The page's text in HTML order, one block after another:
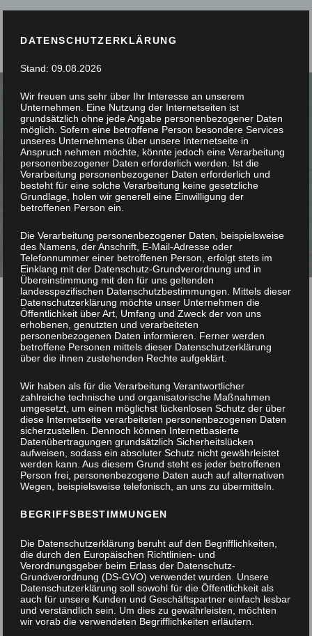
PASSGENAU G
ESCHREINERT
DATENSCHUTZERKLÄRUNG
Stand: 09.08.2026
Wir freuen uns sehr über Ihr Interesse an unserem
Unternehmen. Eine Nutzung der Internetseiten ist
grundsätzlich ohne jede Angabe personenbezogener Daten
möglich. Sofern eine betroffene Person besondere Services
unseres Unternehmens über unsere Internetseite in
Anspruch nehmen möchte, könnte jedoch eine Verarbeitung
personenbezogener Daten erforderlich werden. Ist die
Verarbeitung personenbezogener Daten erforderlich und
besteht für eine solche Verarbeitung keine gesetzliche
Grundlage, holen wir generell eine Einwilligung der
betroffenen Person ein.
Die Verarbeitung personenbezogener Daten, beispielsweise
des Namens, der Anschrift, E-Mail-Adresse oder
Telefonnummer einer betroffenen Person, erfolgt stets im
Einklang mit der Datenschutz-Grundverordnung und in
Übereinstimmung mit den für uns geltenden
landesspezifischen Datenschutzbestimmungen. Mittels dieser
Datenschutzerklärung möchte unser Unternehmen die
Öffentlichkeit über Art, Umfang und Zweck der von uns
erhobenen, genutzten und verarbeiteten
personenbezogenen Daten informieren. Ferner werden
betroffene Personen mittels dieser Datenschutzerklärung
über die ihnen zustehenden Rechte aufgeklärt.
Wir haben als für die Verarbeitung Verantwortlicher
zahlreiche technische und organisatorische Maßnahmen
umgesetzt, um einen möglichst lückenlosen Schutz der über
diese Internetseite verarbeiteten personenbezogenen Daten
sicherzustellen. Dennoch können Internetbasierte
Datenübertragungen grundsätzlich Sicherheitslücken
aufweisen, sodass ein absoluter Schutz nicht gewährleistet
werden kann. Aus diesem Grund steht es jeder betroffenen
Person frei, personenbezogene Daten auch auf alternativen
Wegen, beispielsweise telefonisch, an uns zu übermitteln.
BEGRIFFSBESTIMMUNGEN
Die Datenschutzerklärung beruht auf den Begrifflichkeiten,
die durch den Europäischen Richtlinien- und
Verordnungsgeber beim Erlass der Datenschutz-
Grundverordnung (DS-GVO) verwendet wurden. Unsere
Datenschutzerklärung soll sowohl für die Öffentlichkeit als
auch für unsere Kunden und Geschäftspartner einfach lesbar
und verständlich sein. Um dies zu gewährleisten, möchten
wir vorab die verwendeten Begrifflichkeiten erläutern.